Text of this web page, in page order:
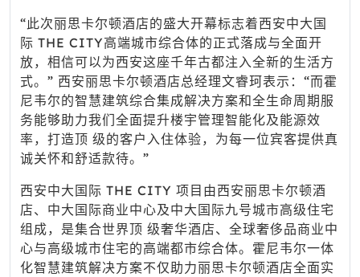
“此次丽思卡尔顿酒店的盛大开幕标志着西安中大国
际 THE CITY高端城市综合体的正式落成与全面开
放，相信可以为西安这座千年古都注入全新的生活方
式。” 西安丽思卡尔顿酒店总经理文睿珂表示：“而霍
尼韦尔的智慧建筑综合集成解决方案和全生命周期服
务能够助力我们全面提升楼宇管理智能化及能源效
率，打造顶 级的客户入住体验，为每一位宾客提供真
诚关怀和舒适款待。”
西安中大国际 THE CITY 项目由西安丽思卡尔顿酒
店、中大国际商业中心及中大国际九号城市高级住宅
组成，是集合世界顶 级奢华酒店、全球奢侈品商业中
心与高级城市住宅的高端都市综合体。霍尼韦尔一体
化智慧建筑解决方案不仅助力丽思卡尔顿酒店全面实